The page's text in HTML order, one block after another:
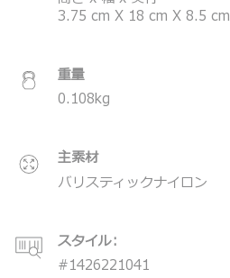
3.75 cm X 18 cm X 8.5 cm
重量
0.108kg
主素材
バリスティックナイロン
スタイル:
#1426221041